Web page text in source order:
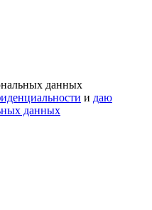
данных
и даю
данных